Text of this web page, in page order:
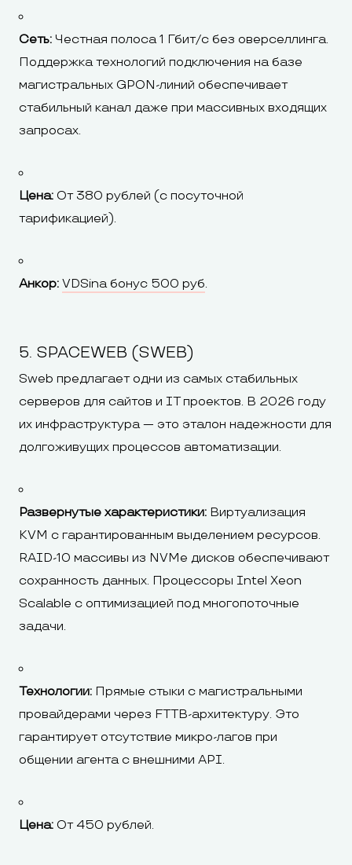
Сеть: Честная полоса 1 Гбит/с без оверселлинга.
Поддержка технологий подключения на базе
магистральных GPON-линий обеспечивает
стабильный канал даже при массивных входящих
запросах.
Цена: От 380 рублей (с посуточной
тарификацией).
Анкор: VDSina бонус 500 руб.
5. SPACEWEB (SWEB)
Sweb предлагает одни из самых стабильных
серверов для сайтов и IT проектов. В 2026 году
их инфраструктура — это эталон надежности для
долгоживущих процессов автоматизации.
Развернутые характеристики: Виртуализация
KVM с гарантированным выделением ресурсов.
RAID-10 массивы из NVMe дисков обеспечивают
сохранность данных. Процессоры Intel Xeon
Scalable с оптимизацией под многопоточные
задачи.
Технологии: Прямые стыки с магистральными
провайдерами через FTTB-архитектуру. Это
гарантирует отсутствие микро-лагов при
общении агента с внешними API.
Цена: От 450 рублей.